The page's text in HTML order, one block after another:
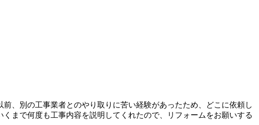
、別の工事業者とのやり取りに苦い経験があったため、どこに依頼し
まで何度も工事内容を説明してくれたので、リフォームをお願いする